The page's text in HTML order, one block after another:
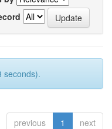
seconds).
previous 1 next